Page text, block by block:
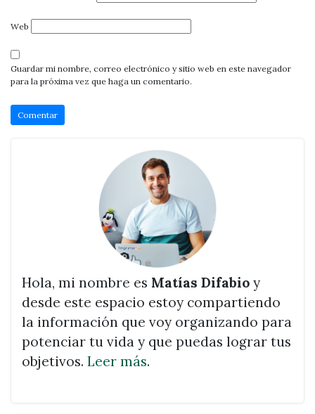
Web
Guardar mi nombre, correo electrónico y sitio web en este navegador
para la próxima vez que haga un comentario.
Hola, mi nombre es Matías Difabio y
desde este espacio estoy compartiendo
la información que voy organizando para
potenciar tu vida y que puedas lograr tus
objetivos. Leer más.